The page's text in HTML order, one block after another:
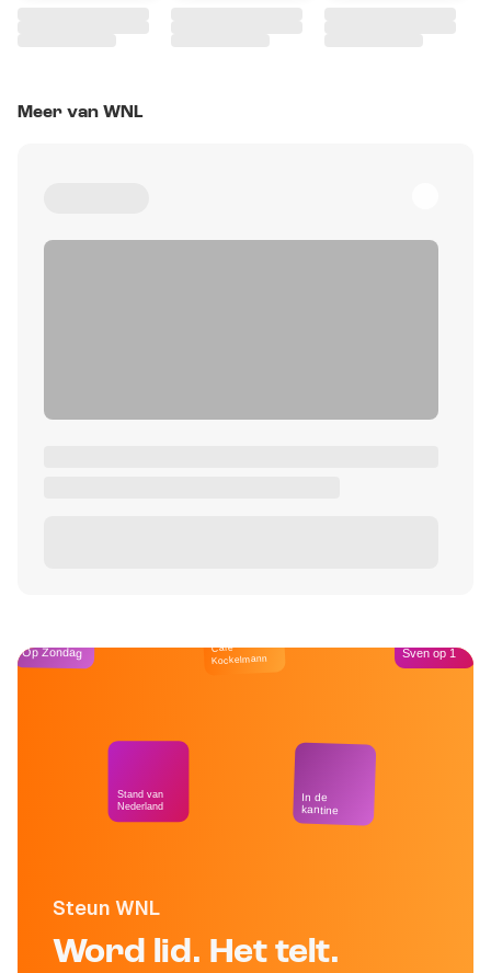
Meer van WNL
Steun WNL
Word lid. Het telt.
Op Zondag
Stand van
Nederland
Café
Kockelmann
In de
kantine
Sven op 1